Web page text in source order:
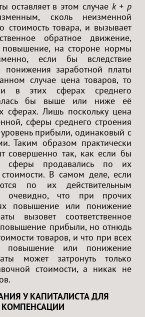
оставляет в этом случае k + p
сколь неизменной
стоимость товара, и вызывает
обратное движение,
на стороне нормы
если бы вследствие
заработной платы
случае цена товаров, то
в этих сферах среднего
бы выше или ниже её
сферах. Лишь поскольку цена
сферы среднего строения
прибыли, одинаковый с
Таким образом практически
совершенно так, как если бы
сферы продавались по их
стоимости. В самом деле, если
по их действительным
очевидно, что при прочих
повышение или понижение
вызовет соответственное
прибыли, но отнюдь
товаров, и что при всех
повышение или понижение
может затронуть только
стоимости, а никак не
У КАПИТАЛИСТА ДЛЯ
КОМПЕНСАЦИИ